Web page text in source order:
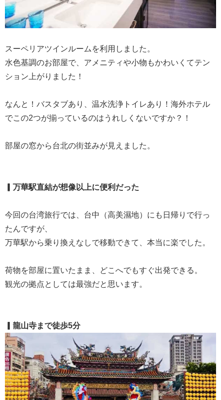
スーペリアツインルームを利用しました。
水色基調のお部屋で、アメニティや小物もかわいくてテン
ション上がりました！
なんと！バスタブあり、温水洗浄トイレあり！海外ホテル
でこの2つが揃っているのはうれしくないですか？！
部屋の窓から台北の街並みが見えました。
▎万華駅直結が想像以上に便利だった
今回の台湾旅行では、台中（高美濕地）にも日帰りで行っ
たんですが、
万華駅から乗り換えなしで移動できて、本当に楽でした。
荷物を部屋に置いたまま、どこへでもすぐ出発できる。
観光の拠点としては最強だと思います。
▎龍山寺まで徒歩5分